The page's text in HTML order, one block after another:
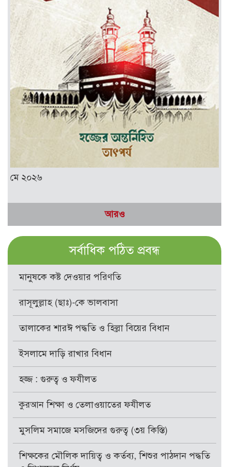
মে ২০২৬
আরও
সর্বাধিক পঠিত প্রবন্ধ
মানুষকে কষ্ট দেওয়ার পরিণতি
রাসূলুল্লাহ (ছাঃ)-কে ভালবাসা
তালাকের শারঈ পদ্ধতি ও হিল্লা বিয়ের বিধান
ইসলামে দাড়ি রাখার বিধান
হজ্জ : গুরুত্ব ও ফযীলত
কুরআন শিক্ষা ও তেলাওয়াতের ফযীলত
মুসলিম সমাজে মসজিদের গুরুত্ব (৩য় কিস্তি)
শিক্ষকের মৌলিক দায়িত্ব ও কর্তব্য, শিশুর পাঠদান পদ্ধতি